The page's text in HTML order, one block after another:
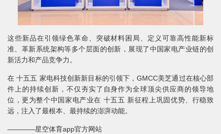
这些新品在引领绿色革命、突破材料困局、定义可靠高性能新标
准、革新系统架构等多个层面的创新，展现了中国家电产业链的创
新活力和产品竞争力。
在 十五五 家电科技创新新目标的引领下，GMCC美芝通过在核心部
件上的持续创新，不仅夯实了自身作为全球顶尖供应商的领导地
位，更为整个中国家电产业在 十五五 新征程上巩固优势、行稳致
远，注入了最根本、最持续的澎湃动能。
————星空体育app官方网站